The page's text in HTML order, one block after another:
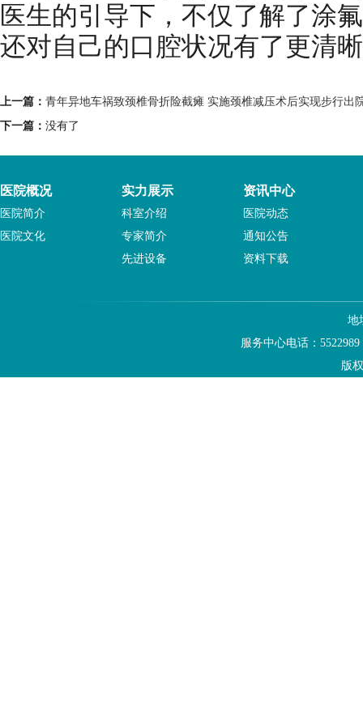
医生的引导下，不仅了解了涂
还对自己的口腔状况有了更清
上一篇： 青年异地车祸致颈椎骨折险截瘫 实施颈椎减压术后实现步行出
下一篇： 没有了
医院概况
医院简介
医院文化
实力展示
科室介绍
专家简介
先进设备
资讯中心
医院动态
通知公告
资料下载
地
服务中心电话：
版